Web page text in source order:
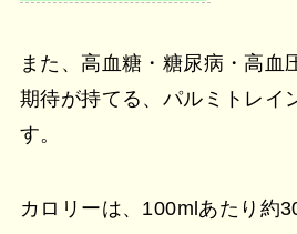
また、高血糖・糖尿病・高血
期待が持てる、パルミトレイ
す。
カロリーは、100mlあたり約